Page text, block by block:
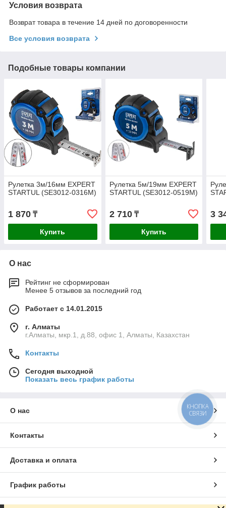
Условия возврата
Возврат товара в течение 14 дней по договоренности
Все условия возврата
Подобные товары компании
Рулетка 3м/16мм EXPERT
STARTUL (SE3012-0316M)
1 870 ₸
Купить
Рулетка 5м/19мм EXPERT
STARTUL (SE3012-0519M)
2 710₸
Купить
3
О нас
Рейтинг не сформирован
Менее 5 отзывов за последний год
Работает с 14.01.2015
г. Алматы
г.Алматы, мкр.1, д.88, офис 1, Алматы, Казахстан
Контакты
Сегодня выходной
Показать весь график работы
О нас
Контакты
Доставка и оплата
График работы
КНОПКА
СВЯЗИ